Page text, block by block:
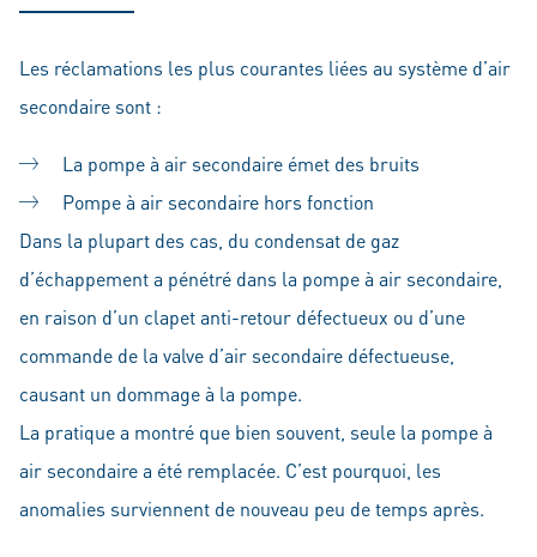
Les réclamations les plus courantes liées au système d’air
secondaire sont :
La pompe à air secondaire émet des bruits
Pompe à air secondaire hors fonction
Dans la plupart des cas, du condensat de gaz
d’échappement a pénétré dans la pompe à air secondaire,
en raison d’un clapet anti-retour défectueux ou d’une
commande de la valve d’air secondaire défectueuse,
causant un dommage à la pompe.
La pratique a montré que bien souvent, seule la pompe à
air secondaire a été remplacée. C’est pourquoi, les
anomalies surviennent de nouveau peu de temps après.